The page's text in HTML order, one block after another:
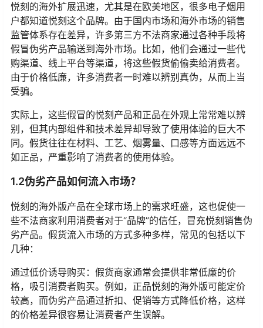
悦刻的海外扩展迅速，尤其是在欧美地区，很多电子烟用
户都知道悦刻这个品牌。由于国内市场和海外市场的销售
监管体系存在差异，许多第三方不法商家通过各种手段将
假冒伪劣产品输送到海外市场。比如，他们会通过一些代
购渠道、线上平台等渠道，将这些假货偷偷卖给消费者。
由于价格低廉，许多消费者一时难以辨别真伪，从而上当
受骗。
实际上，这些假冒的悦刻产品和正品在外观上常常难以辨
别，但其内部组件和技术差异却导致了使用体验的巨大不
同。假货往往在材料、工艺、烟雾量、口感等方面远远不
如正品，严重影响了消费者的使用体验。
1.2伪劣产品如何流入市场？
悦刻的海外版产品在全球市场上的需求旺盛，这也促使一
些不法商家利用消费者对于“品牌”的信任，冒充悦刻销售伪
劣产品。假货流入市场的方式多种多样，常见的包括以下
几种：
通过低价诱导购买：假货商家通常会提供非常低廉的价
格，吸引消费者购买。例如，正品悦刻的海外版可能定价
较高，而伪劣产品通过折扣、促销等方式降低价格，这样
的价格差异很容易让消费者产生误解。